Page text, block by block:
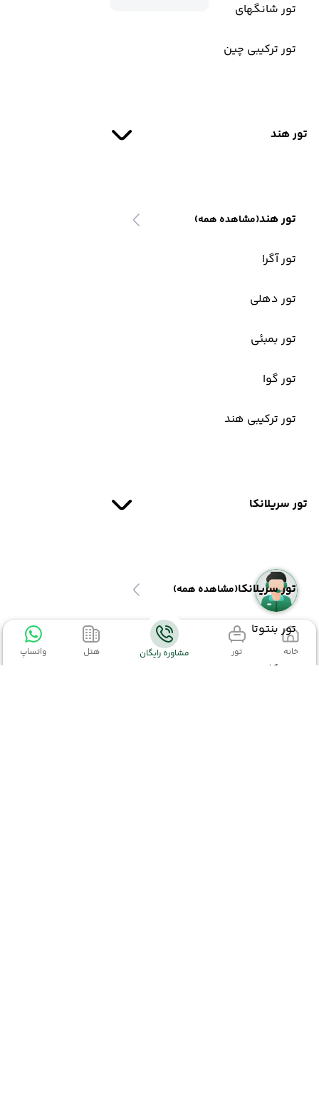
تور شانگهای
تور ترکیبی چین
تور هند
تور هند(مشاهده همه)
تور آگرا
تور دهلی
تور بمبئی
تور گوا
تور ترکیبی هند
تور سریلانکا
تور سریلانکا(مشاهده همه)
تور بنتوتا
تور کلمبو
خانه تور مشاوره رایگان هتل واتساپ